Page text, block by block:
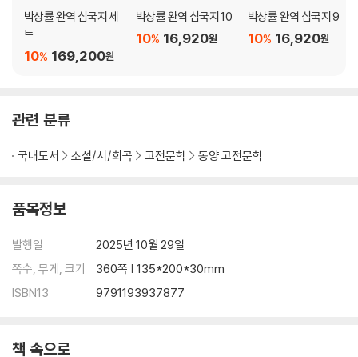
박상률 완역 삼국지 세
트
169,200원
10%
박상률 완역 삼국지 10
16,920원
10%
박상률 완역 삼국지 9
16,920원
10%
관련 분류
국내도서 소설/시/희곡 고전문학 동양 고전문학
품목정보
발행일
2025년 10월 29일
쪽수, 무게, 크기
360쪽 | 135*200*30mm
ISBN13
9791193937877
책 속으로